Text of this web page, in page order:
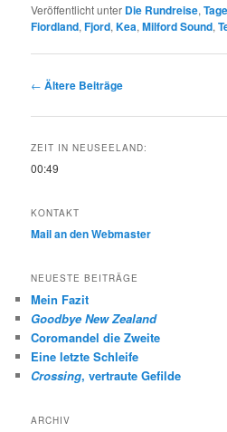
Veröffentlicht unter Die Rundreise,
Fiordland,Fjord,Kea,Milford Sound,
Beitrags-Navigation
← Ältere Beiträge
ZEIT IN NEUSEELAND:
00:49
KONTAKT
Mail an den Webmaster
NEUESTE BEITRÄGE
Mein Fazit
Goodbye New Zealand
Coromandel die Zweite
Eine letzte Schleife
Crossing, vertraute Gefilde
ARCHIV